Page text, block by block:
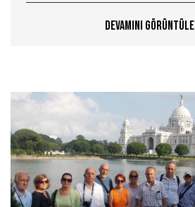
Devamını Görüntüle